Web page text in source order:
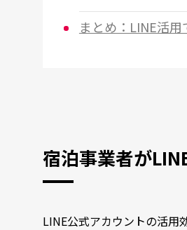
まとめ：LINE活
宿泊事業者が
LINE公式アカウントの活用